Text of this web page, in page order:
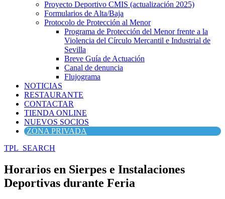
Proyecto Deportivo CMIS (actualización 2025)
Formularios de Alta/Baja
Protocolo de Protección al Menor
Programa de Protección del Menor frente a la
Violencia del Círculo Mercantil e Industrial de
Sevilla
Breve Guía de Actuación
Canal de denuncia
Flujograma
NOTICIAS
RESTAURANTE
CONTACTAR
TIENDA ONLINE
NUEVOS SOCIOS
ZONA PRIVADA
TPL_SEARCH
Horarios en Sierpes e Instalaciones
Deportivas durante Feria